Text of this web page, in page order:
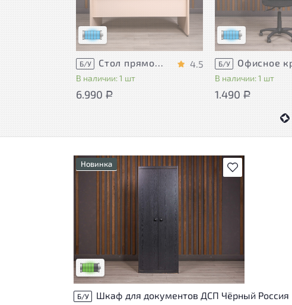
незначительные следы
эксплуатации
Низкая степень износа
Б/У
В наличии: 1 шт
4.5
6.990 Р
незначительные
эксплуатации
Низкая степень
Б/У
В наличии: 1 шт
1.490 Р
В избранное
Новинка
У товара присутствуют незначительные
следы эксплуатации, не влияющие на
удобство его использования
Низкая степень износа
Б/У Шкаф для документов ДСП Чёрный Россия